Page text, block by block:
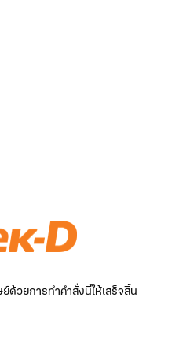
วยการทำคำสั่งนี้ให้เสร็จสิ้น